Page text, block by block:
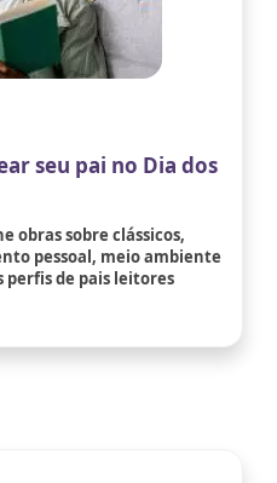
seu pai no Dia dos
obras sobre clássicos,
pessoal, meio ambiente
de pais leitores